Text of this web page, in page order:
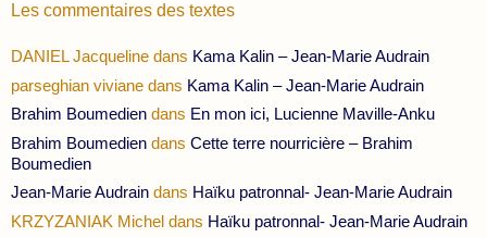
Les commentaires des textes
DANIEL Jacqueline dans Kama Kalin – Jean-Marie Audrain
parseghian viviane dans Kama Kalin – Jean-Marie Audrain
Brahim Boumedien dans En mon ici, Lucienne Maville-Anku
Brahim Boumedien dans Cette terre nourricière – Brahim
Boumedien
Jean-Marie Audrain dans Haïku patronnal- Jean-Marie Audrain
KRZYZANIAK Michel dans Haïku patronnal- Jean-Marie Audrain